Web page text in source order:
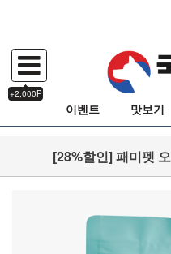
+2,000P
이벤트 맛보기
[28%할인] 패미펫